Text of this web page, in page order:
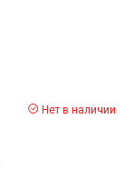
Нет в наличии